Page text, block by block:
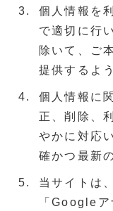
個人情報を
で適切に行
除いて、ご
提供するよ
個人情報に
正、削除、
やかに対応
確かつ最新
当サイトは
「Google